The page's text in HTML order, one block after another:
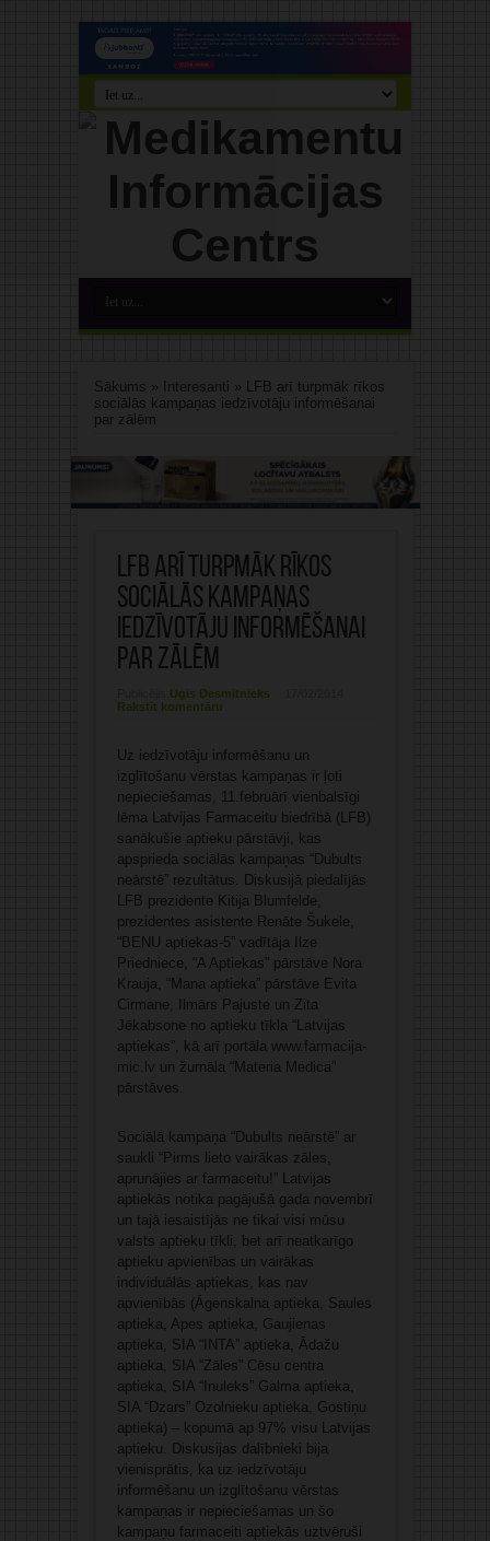
Sākums » Interesanti » LFB arī turpmāk rīkos
sociālās kampaņas iedzīvotāju informēšanai
par zālēm
LFB arī turpmāk rīkos
sociālās kampaņas
iedzīvotāju informēšanai
par zālēm
Ugis Desmitnieks
Rakstīt komentāru
Uz iedzīvotāju informēšanu un
izglītošanu vērstas kampaņas ir ļoti
nepieciešamas, 11.februārī vienbalsīgi
lēma Latvijas Farmaceitu biedrībā (LFB)
sanākušie aptieku pārstāvji, kas
apsprieda sociālās kampaņas “Dubults
neārstē” rezultātus. Diskusijā piedalījās
LFB prezidente Kitija Blumfelde,
prezidentes asistente Renāte Šukele,
“BENU aptiekas-5” vadītāja Ilze
Priedniece, “A Aptiekas” pārstāve Nora
Krauja, “Mana aptieka” pārstāve Evita
Cirmane, Ilmārs Pajuste un Zita
Jēkabsone no aptieku tīkla “Latvijas
aptiekas”, kā arī portāla www.farmacija-
mic.lv un žurnāla “Materia Medica”
pārstāves.
Sociālā kampaņa “Dubults neārstē” ar
saukli “Pirms lieto vairākas zāles,
aprunājies ar farmaceitu!” Latvijas
aptiekās notika pagājušā gada novembrī
un tajā iesaistījās ne tikai visi mūsu
valsts aptieku tīkli, bet arī neatkarīgo
aptieku apvienības un vairākas
individuālās aptiekas, kas nav
apvienībās (Āgenskalna aptieka, Saules
aptieka, Apes aptieka, Gaujienas
aptieka, SIA “INTA” aptieka, Ādažu
aptieka, SIA “Zāles” Cēsu centra
aptieka, SIA “Inuleks” Galma aptieka,
SIA “Dzars” Ozolnieku aptieka, Gostiņu
aptieka) – kopumā ap 97% visu Latvijas
aptieku. Diskusijas dalībnieki bija
vienisprātis, ka uz iedzīvotāju
informēšanu un izglītošanu vērstas
kampaņas ir nepieciešamas un šo
kampaņu farmaceiti aptiekās uztvēruši